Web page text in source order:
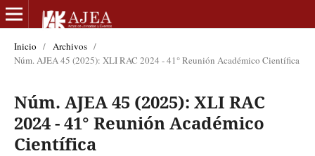
Inicio / Archivos /
Núm. AJEA 45 (2025): XLI RAC 2024 - 41° Reunión Académico Científica
Núm. AJEA 45 (2025): XLI RAC
2024 - 41° Reunión Académico
Científica